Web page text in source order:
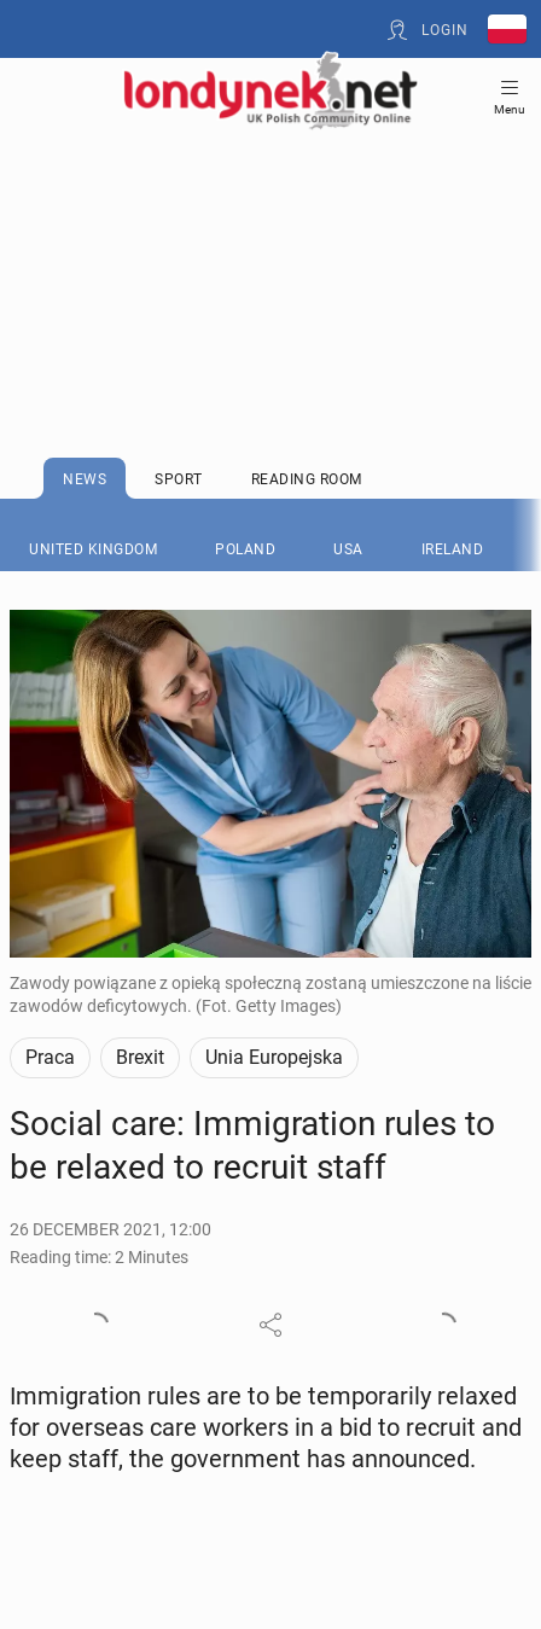
LOGIN
Menu
NEWS SPORT READING ROOM
UNITED KINGDOM POLAND USA IRELAND
Zawody powiązane z opieką społeczną zostaną umieszczone na liście
zawodów deficytowych. (Fot. Getty Images)
Praca Brexit Unia Europejska
Social care: Im­mi­gra­tion rules to
be relaxed to recruit staff
26 DECEMBER 2021, 12:00
Reading time: 2 Minutes
Im­mi­gra­tion rules are to be tem­porar­i­ly relaxed
for over­seas care workers in a bid to recruit and
keep staff, the gov­ern­ment has an­nounced.